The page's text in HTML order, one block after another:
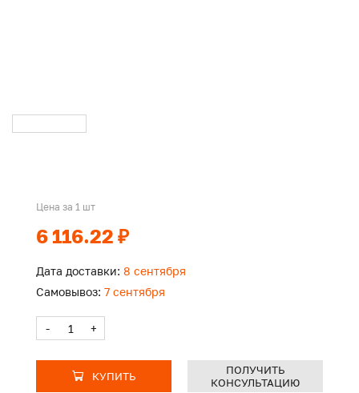
Цена за 1 шт
6 116.22 ₽
Дата доставки: 8 сентября
Самовывоз: 7 сентября
- +
КУПИТЬ
ПОЛУЧИТЬ
КОНСУЛЬТАЦИЮ